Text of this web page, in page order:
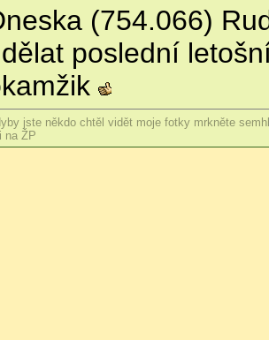
(754.066)
poslední
jste někdo chtěl vidět moje fotky mrkněte
na ŽP